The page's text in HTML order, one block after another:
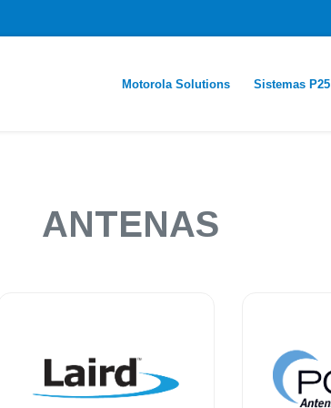
Motorola Solutions Sistemas P25
ANTENAS